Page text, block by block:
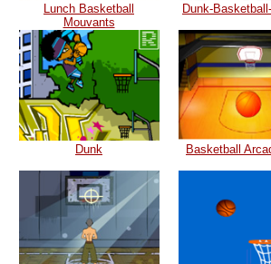
Lunch Basketball
Mouvants
Dunk-
Dunk Basketball